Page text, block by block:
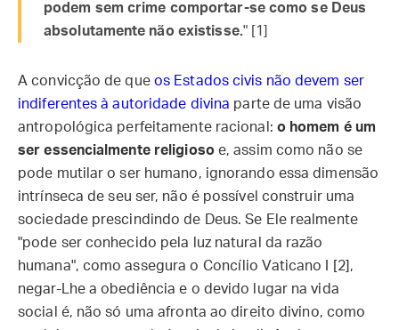
podem sem crime comportar-se como se Deus
absolutamente não existisse." [1]
A convicção de que os Estados civis não devem ser
indiferentes à autoridade divina parte de uma visão
antropológica perfeitamente racional: o homem é um
ser essencialmente religiosoe, assim como não se
pode mutilar o ser humano, ignorando essa dimensão
intrínseca de seu ser, não é possível construir uma
sociedade prescindindo de Deus. Se Ele realmente
"pode ser conhecido pela luz natural da razão
humana", como assegura o Concílio Vaticano I [2],
negar-Lhe a obediência e o devido lugar na vida
social é, não só uma afronta ao direito divino, como